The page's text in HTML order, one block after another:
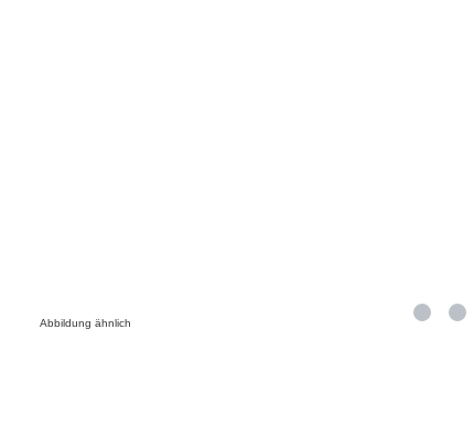
Abbildung ähnlich